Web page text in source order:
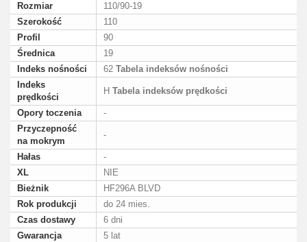
Rozmiar
110/90-19
Szerokość
110
Profil
90
Średnica
19
Indeks nośności
62 Tabela indeksów nośności
Indeks
prędkości
H Tabela indeksów prędkości
Opory toczenia
-
Przyczepność
na mokrym
-
Hałas
-
XL
NIE
Bieżnik
HF296A BLVD
Rok produkcji
do 24 mies.
Czas dostawy
6 dni
Gwarancja
5 lat